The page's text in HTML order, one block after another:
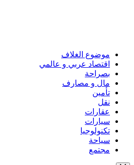
موضوع الغلاف
اقتصاد عربي و عالمي
بصراحة
مال و مصارف
تأمين
نقل
عقارات
سيارات
تكنولوجيا
سياحة
مجتمع